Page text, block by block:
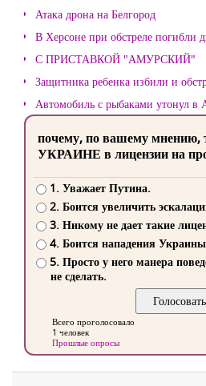
Атака дрона на Белгород
В Херсоне при обстреле погибли
С ПРИСТАВКОЙ "АМУРСКИЙ"
Защитника ребенка избили и
Автомобиль с рыбаками утонул в
почему, по вашему мнению,
УКРАИНЕ в лицензии на
1. Уважает Путина.
2. Боится увеличить
3. Никому не дает такие
4. Боится нападения
5. Просто у него манера
не сделать.
Всего проголосовало
1 человек
Прошлые опросы